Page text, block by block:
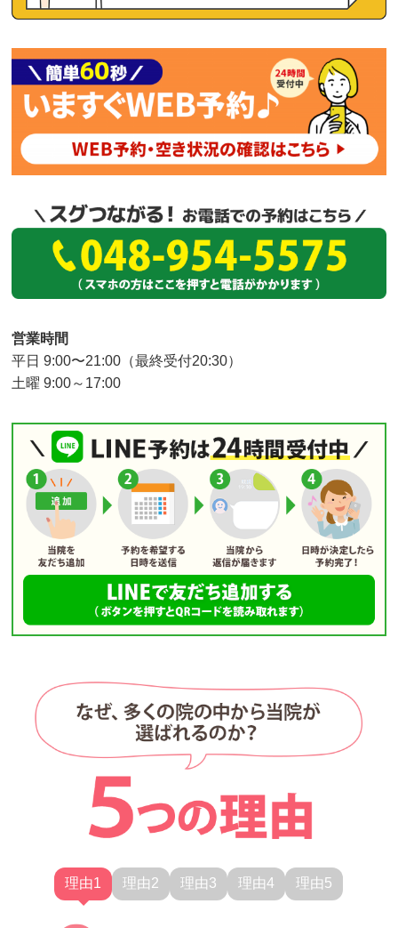
営業時間
平日 9:00〜21:00（最終受付20:30）
土曜 9:00～17:00
理由1 理由2 理由3 理由4 理由5